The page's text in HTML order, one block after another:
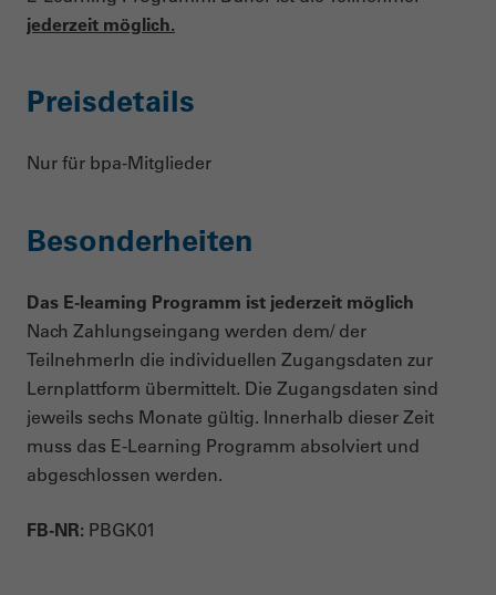
jederzeit möglich.
Preisdetails
Nur für bpa-Mitglieder
Besonderheiten
Das E-learning Programm ist jederzeit möglich
Nach Zahlungseingang werden dem/ der
TeilnehmerIn die individuellen Zugangsdaten zur
Lernplattform übermittelt. Die Zugangsdaten sind
jeweils sechs Monate gültig. Innerhalb dieser Zeit
muss das E-Learning Programm absolviert und
abgeschlossen werden.
FB-NR: PBGK01